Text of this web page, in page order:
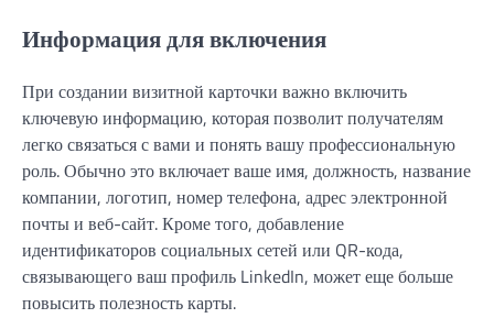
Информация для включения
При создании визитной карточки важно включить
ключевую информацию, которая позволит получателям
легко связаться с вами и понять вашу профессиональную
роль. Обычно это включает ваше имя, должность, название
компании, логотип, номер телефона, адрес электронной
почты и веб-сайт. Кроме того, добавление
идентификаторов социальных сетей или QR-кода,
связывающего ваш профиль LinkedIn, может еще больше
повысить полезность карты.